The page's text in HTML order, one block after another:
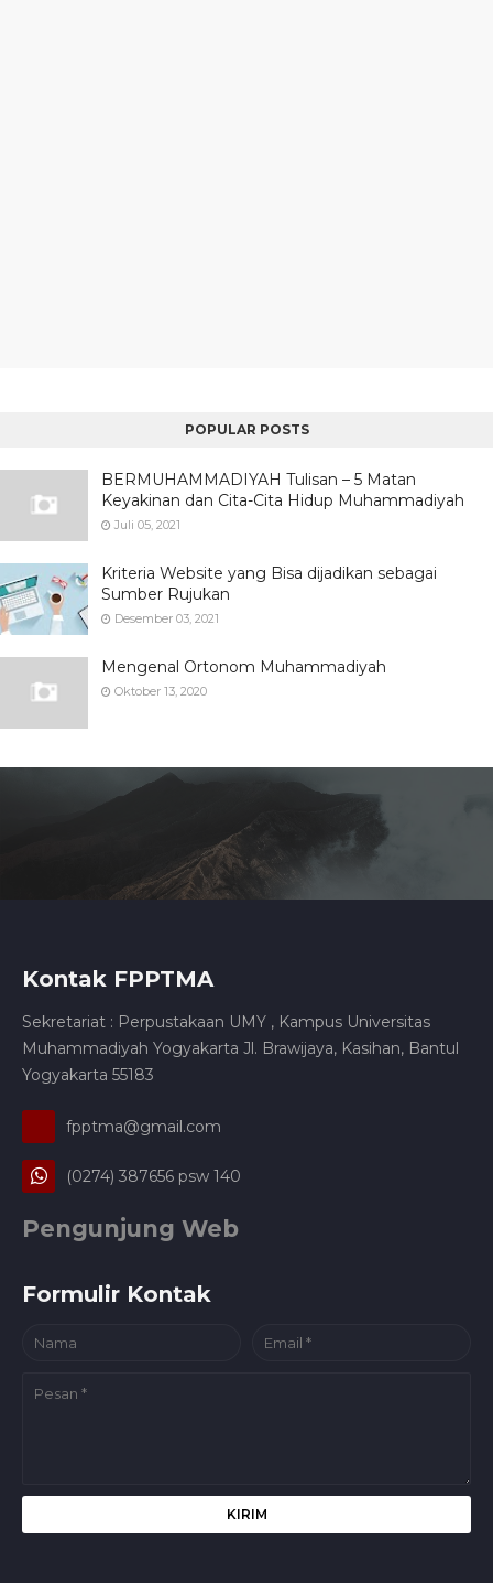
POPULAR POSTS
BERMUHAMMADIYAH Tulisan – 5 Matan
Keyakinan dan Cita-Cita Hidup Muhammadiyah
Juli 05, 2021
Kriteria Website yang Bisa dijadikan sebagai
Sumber Rujukan
Desember 03, 2021
Mengenal Ortonom Muhammadiyah
Oktober 13, 2020
Kontak FPPTMA
Sekretariat : Perpustakaan UMY , Kampus Universitas
Muhammadiyah Yogyakarta Jl. Brawijaya, Kasihan, Bantul
Yogyakarta 55183
fpptma@gmail.com
(0274) 387656 psw 140
Pengunjung Web
Formulir Kontak